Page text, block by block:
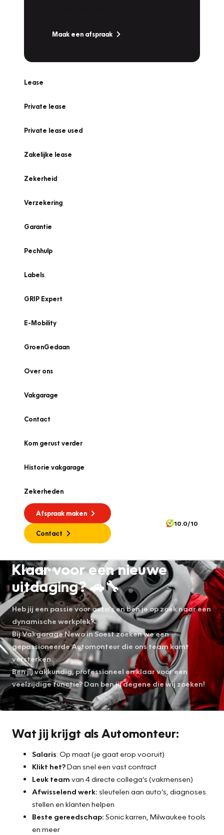
Maak een afspraak
Lease
Private lease
Private lease used
Zakelijke lease
Zekerheid
Verzekering
Garantie
Pechhulp
Labels
GRIP Expert
E-Mobility
GroenGedaan
Over ons
Vakgarage
Contact
Kom gerust verder
Historie vakgarage
Zekerheden
Afspraak maken
Contact
10.0/10
Vacatures
Klaar voor een nieuwe
uitdaging? 🚗🔧
Heb jij een passie voor auto’s en ben je op zoek naar een
dynamische werkplek?
Bij Vakgarage Newo in Soest zoeken we een
gepassioneerde Automonteur die ons team komt
versterken.
Ben jij vakkundig, professioneel en klaar voor een
veelzijdige functie? Dan ben jij degene die wij zoeken!
Wat jij krijgt als Automonteur:
Salaris: Op maat (je gaat erop vooruit)
Klikt het?Dan snel een vast contract
Leuk team van 4 directe collega’s (vakmensen)
Afwisselend werk: sleutelen aan auto’s, diagnoses
stellen en klanten helpen
Beste gereedschap: Sonic karren, Milwaukee tools
en meer